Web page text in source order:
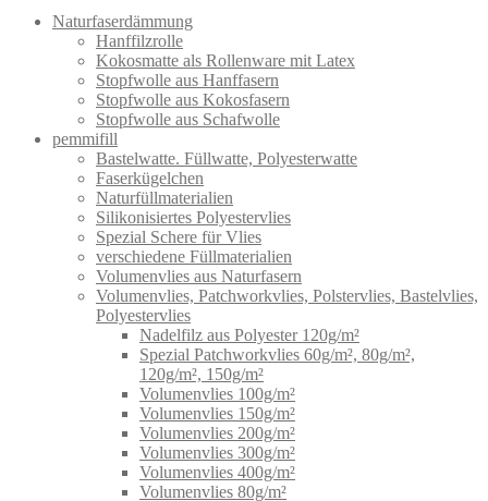
Naturfaserdämmung
Hanffilzrolle
Kokosmatte als Rollenware mit Latex
Stopfwolle aus Hanffasern
Stopfwolle aus Kokosfasern
Stopfwolle aus Schafwolle
pemmifill
Bastelwatte. Füllwatte, Polyesterwatte
Faserkügelchen
Naturfüllmaterialien
Silikonisiertes Polyestervlies
Spezial Schere für Vlies
verschiedene Füllmaterialien
Volumenvlies aus Naturfasern
Volumenvlies, Patchworkvlies, Polstervlies, Bastelvlies,
Polyestervlies
Nadelfilz aus Polyester 120g/m²
Spezial Patchworkvlies 60g/m², 80g/m²,
120g/m², 150g/m²
Volumenvlies 100g/m²
Volumenvlies 150g/m²
Volumenvlies 200g/m²
Volumenvlies 300g/m²
Volumenvlies 400g/m²
Volumenvlies 80g/m²